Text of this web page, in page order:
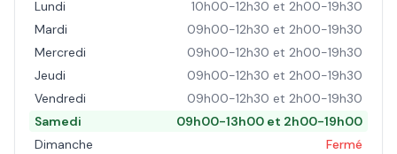
Lundi
10h00-12h30 et 2h00-19h30
Mardi
09h00-12h30 et 2h00-19h30
Mercredi
09h00-12h30 et 2h00-19h30
Jeudi
09h00-12h30 et 2h00-19h30
Vendredi
09h00-12h30 et 2h00-19h30
Samedi
09h00-13h00 et 2h00-19h00
Dimanche
Fermé